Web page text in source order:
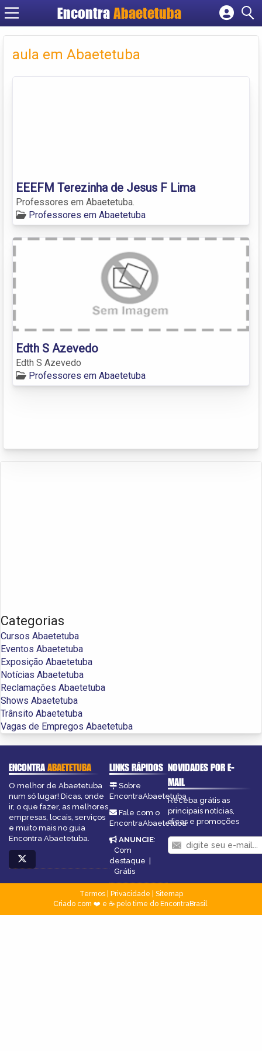
Encontra Abaetetuba
Cadastrar empresa
Criar conta
aula em Abaetetuba
EEEFM Terezinha de Jesus F Lima
Professores em Abaetetuba.
Professores em Abaetetuba
Edth S Azevedo
Edth S Azevedo
Professores em Abaetetuba
Categorias
Cursos Abaetetuba
Eventos Abaetetuba
Exposição Abaetetuba
Notícias Abaetetuba
Reclamações Abaetetuba
Shows Abaetetuba
Trânsito Abaetetuba
Vagas de Empregos Abaetetuba
ENCONTRAABAETETUBA
O melhor de Abaetetuba
num só lugar! Dicas, onde
ir, o que fazer, as melhores
empresas, locais, serviços
e muito mais no guia
Encontra Abaetetuba.
LINKS RÁPIDOS
Sobre
EncontraAbaetetuba
Fale com o
EncontraAbaetetuba
ANUNCIE:
Com
destaque |
Grátis
NOVIDADES POR E-
MAIL
Receba grátis as
principais notícias,
dicas e promoções
Termos| Privacidade
Sitemap
Criado com ❤️ e ☕ pelo time do EncontraBrasil